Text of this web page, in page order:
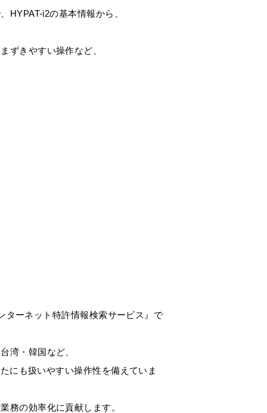
HYPAT-i2の基本情報から、
ずきやすい操作など、
ターネット特許情報検索サービス』で
湾・韓国など、
にも扱いやすい操作性を備えていま
務の効率化に貢献します。